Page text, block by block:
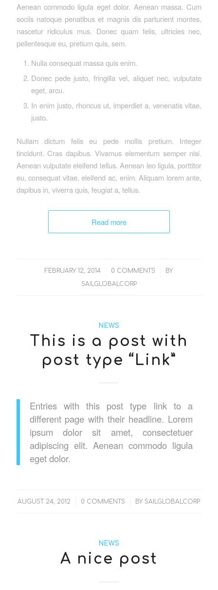
Aenean commodo ligula eget dolor. Aenean massa. Cum
sociis natoque penatibus et magnis dis parturient montes,
nascetur ridiculus mus. Donec quam felis, ultricies nec,
pellentesque eu, pretium quis, sem.
Nulla consequat massa quis enim.
Donec pede justo, fringilla vel, aliquet nec, vulputate
eget, arcu.
In enim justo, rhoncus ut, imperdiet a, venenatis vitae,
justo.
Nullam dictum felis eu pede mollis pretium. Integer
tincidunt. Cras dapibus. Vivamus elementum semper nisi.
Aenean vulputate eleifend tellus. Aenean leo ligula, porttitor
eu, consequat vitae, eleifend ac, enim. Aliquam lorem ante,
dapibus in, viverra quis, feugiat a, tellus.
Read more
FEBRUARY 12, 2014
/ 0 COMMENTS
/
BY
SAILGLOBALCORP
NEWS
This is a post with
post type “Link”
Entries with this post type link to a
different page with their headline. Lorem
ipsum dolor sit amet, consectetuer
adipiscing elit. Aenean commodo ligula
eget dolor.
AUGUST 24, 2012
/ 0 COMMENTS
/ BYSAILGLOBALCORP
NEWS
A nice post